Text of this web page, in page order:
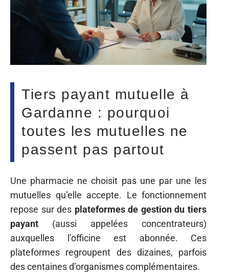
Tiers payant mutuelle à
Gardanne : pourquoi
toutes les mutuelles ne
passent pas partout
Une pharmacie ne choisit pas une par une les
mutuelles qu’elle accepte. Le fonctionnement
repose sur des plateformes de gestion du tiers
payant (aussi appelées concentrateurs)
auxquelles l’officine est abonnée. Ces
plateformes regroupent des dizaines, parfois
des centaines d’organismes complémentaires.